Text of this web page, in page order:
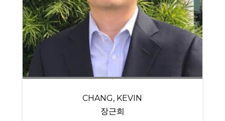
CHANG, KEVIN
장근희